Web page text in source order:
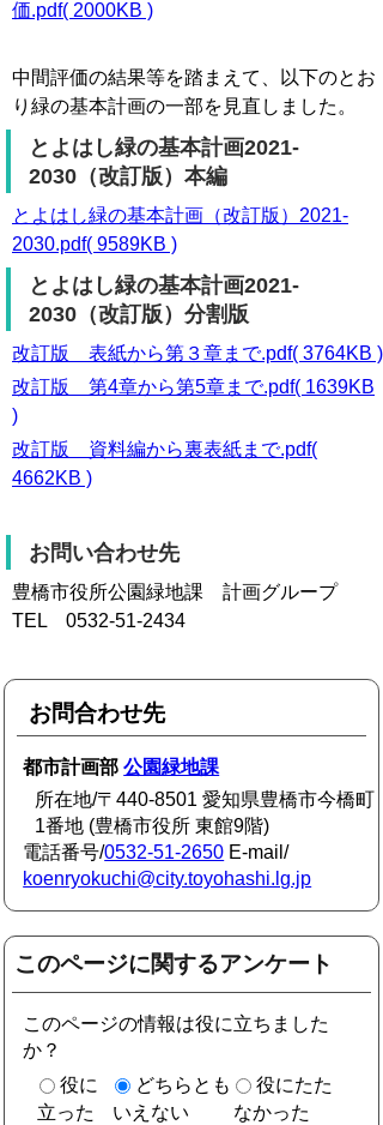
価.pdf( 2000KB )
中間評価の結果等を踏まえて、以下のとお
り緑の基本計画の一部を見直しました。
とよはし緑の基本計画2021-
2030（改訂版）本編
とよはし緑の基本計画（改訂版）2021-
2030.pdf( 9589KB )
とよはし緑の基本計画2021-
2030（改訂版）分割版
改訂版 表紙から第３章まで.pdf( 3764KB )
改訂版 第4章から第5章まで.pdf( 1639KB
)
改訂版 資料編から裏表紙まで.pdf(
4662KB )
お問い合わせ先
豊橋市役所公園緑地課 計画グループ
TEL 0532-51-2434
お問合わせ先
都市計画部公園緑地課
所在地/〒440-8501 愛知県豊橋市今橋町
1番地 (豊橋市役所 東館9階)
電話番号/0532-51-2650 E-mail/
koenryokuchi@city.toyohashi.lg.jp
このページに関するアンケート
このページの情報は役に立ちました
か？
役に
立った
どちらとも
いえない
役にたた
なかった